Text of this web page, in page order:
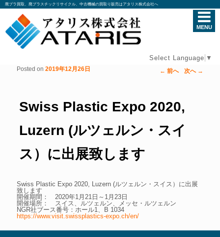
廃プラ買取、廃プラスチックリサイクル、中古機械の買取り販売はアタリス株式会社へ
Select Language ▼
MENU
← 前へ 次へ →
Swiss Plastic Expo 2020,
Luzern (ルツェルン・スイ
ス）に出展致します
Posted on2019年12月26日
Swiss Plastic Expo 2020, Luzern (ルツェルン・スイス）に出展
致します
開催期間： 2020年1月21日～1月23日
開催場所： スイス、ルツェルン、メッセ・ルツェルン
NGR社ブース番号：ホール1、B 1034
https://www.visit.swissplastics-expo.ch/en/